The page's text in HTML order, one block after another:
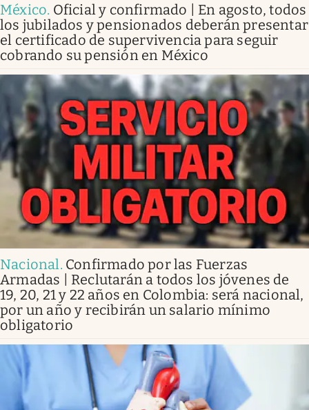
México. Oficial y confirmado | En agosto, todos
los jubilados y pensionados deberán presentar
el certificado de supervivencia para seguir
cobrando su pensión en México
Nacional. Confirmado por las Fuerzas
Armadas | Reclutarán a todos los jóvenes de
19, 20, 21 y 22 años en Colombia: será nacional,
por un año y recibirán un salario mínimo
obligatorio